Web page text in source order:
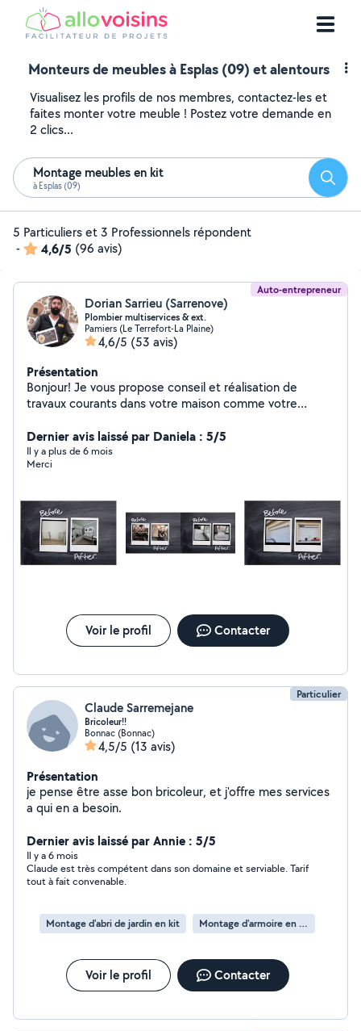
Monteurs de meubles à Esplas (09) et alentours
Visualisez les profils de nos membres, contactez-les et
faites monter votre meuble ! Postez votre demande en
2 clics...
Montage meubles en kit
à Esplas (09)
5 Particuliers et 3 Professionnels répondent
-
4,6/5 (96 avis)
Auto-entrepreneur
Dorian Sarrieu (Sarrenove)
Plombier multiservices & ext.
Pamiers (Le Terrefort-La Plaine)
4,6/5 (53 avis)
Présentation
Bonjour! Je vous propose conseil et réalisation de
travaux courants dans votre maison comme votre
peut aussi voir le jour selon vos envies. Plutôt réactif et
soucieux des urgences, n'hésitez pas à me contacter
pour étudier votre demande. Avec motivation. Pour
d'intervention, veuillez vous rapprocher de la page
facebook SARRENOVE EI SARRENOVE
Dernier avis laissé par Daniela : 5/5
Il y a plus de 6 mois
Merci
Voir le profil Contacter
Particulier
Claude Sarremejane
Bricoleur!!
Bonnac (Bonnac)
4,5/5 (13 avis)
Présentation
je pense être asse bon bricoleur, et j'offre mes services
a qui en a besoin.
Dernier avis laissé par Annie : 5/5
Il y a 6 mois
Claude est très compétent dans son domaine et serviable. Tarif
tout à fait convenable.
Montage d'abri de jardin en kit Montage d'armoire en kit
Voir le profil Contacter